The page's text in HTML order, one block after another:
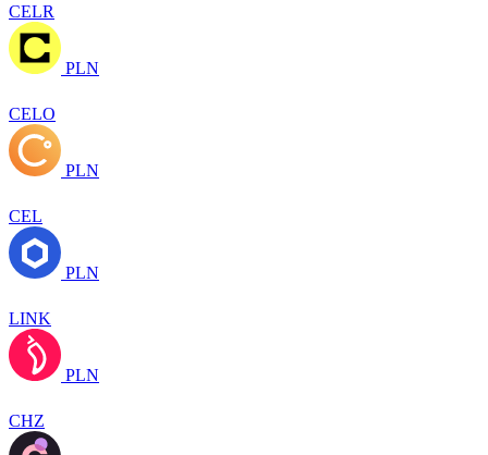
CELR
PLN
CELO
PLN
CEL
PLN
LINK
PLN
CHZ